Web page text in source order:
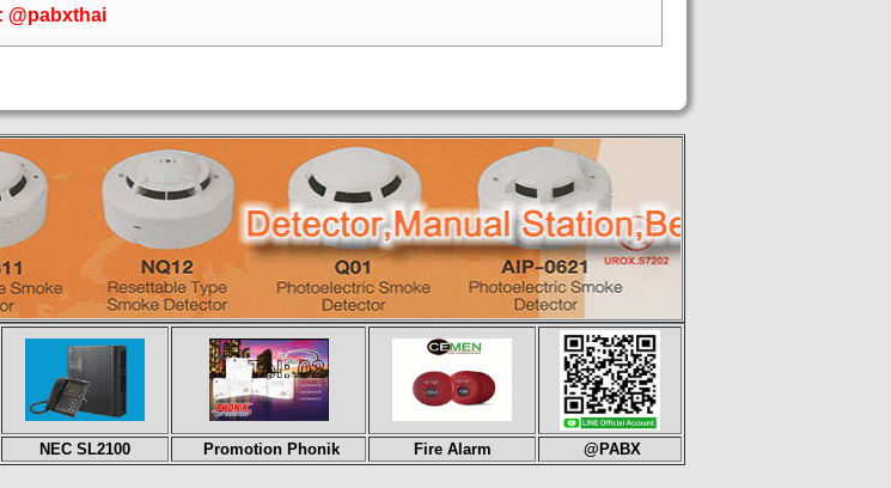
@pabxthai
NEC SL2100 Promotion Phonik Fire Alarm @PABX